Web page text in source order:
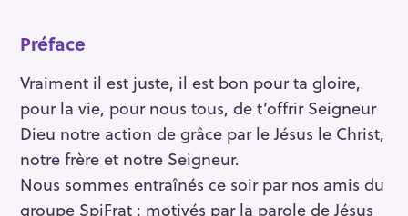
Préface
Vraiment il est juste, il est bon pour ta gloire,
pour la vie, pour nous tous, de t’offrir Seigneur
Dieu notre action de grâce par le Jésus le Christ,
notre frère et notre Seigneur.
Nous sommes entraînés ce soir par nos amis du
groupe SpiFrat : motivés par la parole de Jésus